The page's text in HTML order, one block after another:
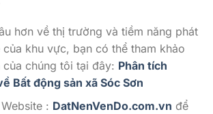
hơn về thị trường và tiềm năng phát
khu vực, bạn có thể tham khảo
chúng tôi tại đây: Phân tích
Bất động sản xã Sóc Sơn
: DatNenVenDo.com.vn để